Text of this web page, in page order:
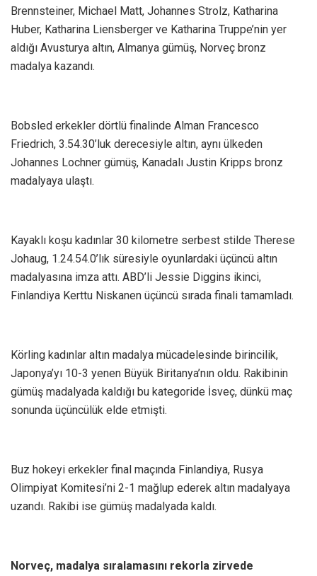
Brennsteiner, Michael Matt, Johannes Strolz, Katharina
Huber, Katharina Liensberger ve Katharina Truppe’nin yer
aldığı Avusturya altın, Almanya gümüş, Norveç bronz
madalya kazandı.
Bobsled erkekler dörtlü finalinde Alman Francesco
Friedrich, 3.54.30’luk derecesiyle altın, aynı ülkeden
Johannes Lochner gümüş, Kanadalı Justin Kripps bronz
madalyaya ulaştı.
Kayaklı koşu kadınlar 30 kilometre serbest stilde Therese
Johaug, 1.24.54.0’lık süresiyle oyunlardaki üçüncü altın
madalyasına imza attı. ABD’li Jessie Diggins ikinci,
Finlandiya Kerttu Niskanen üçüncü sırada finali tamamladı.
Körling kadınlar altın madalya mücadelesinde birincilik,
Japonya’yı 10-3 yenen Büyük Biritanya’nın oldu. Rakibinin
gümüş madalyada kaldığı bu kategoride İsveç, dünkü maç
sonunda üçüncülük elde etmişti.
Buz hokeyi erkekler final maçında Finlandiya, Rusya
Olimpiyat Komitesi’ni 2-1 mağlup ederek altın madalyaya
uzandı. Rakibi ise gümüş madalyada kaldı.
Norveç, madalya sıralamasını rekorla zirvede